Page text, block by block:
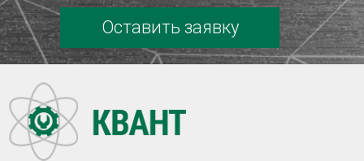
Оставить заявку